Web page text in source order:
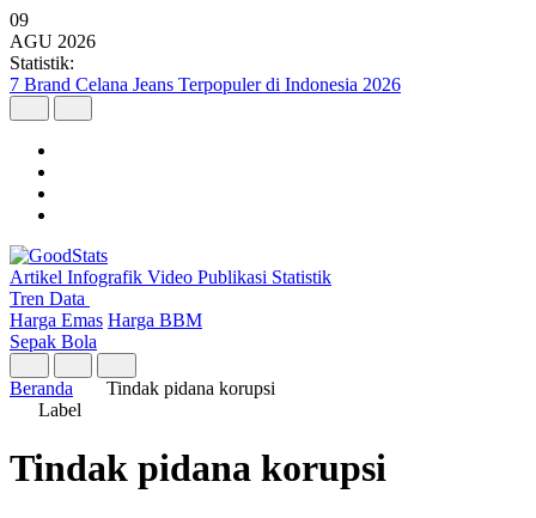
09
AGU 2026
Statistik:
7 Brand Celana Jeans Terpopuler di Indonesia 2026
Artikel Infografik Video Publikasi Statistik
Tren Data
Harga Emas Harga BBM
Sepak Bola
Beranda
Tindak pidana korupsi
Label
Tindak pidana korupsi